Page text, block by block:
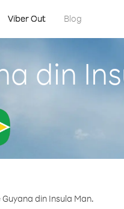
Viber Out Blog
din
din Insula Man.